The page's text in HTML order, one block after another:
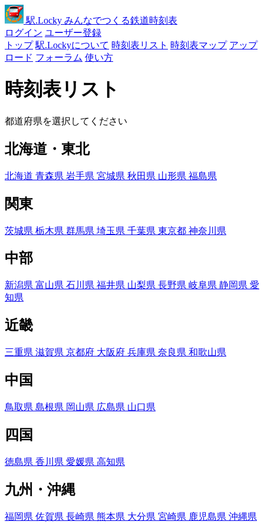
駅.Locky みんなでつくる鉄道時刻表
ログイン ユーザー登録
トップ 駅.Lockyについて 時刻表リスト 時刻表マップ アップ
ロード フォーラム 使い方
時刻表リスト
都道府県を選択してください
北海道・東北
北海道 青森県 岩手県 宮城県 秋田県 山形県 福島県
関東
茨城県 栃木県 群馬県 埼玉県 千葉県 東京都 神奈川県
中部
新潟県 富山県 石川県 福井県 山梨県 長野県 岐阜県 静岡県 愛
知県
近畿
三重県 滋賀県 京都府 大阪府 兵庫県 奈良県 和歌山県
中国
鳥取県 島根県 岡山県 広島県 山口県
四国
徳島県 香川県 愛媛県 高知県
九州・沖縄
福岡県 佐賀県 長崎県 熊本県 大分県 宮崎県 鹿児島県 沖縄県